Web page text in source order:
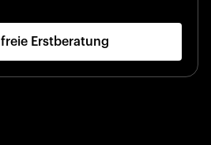
Bauindustrie, indem Ausrüstung
Erstberatung